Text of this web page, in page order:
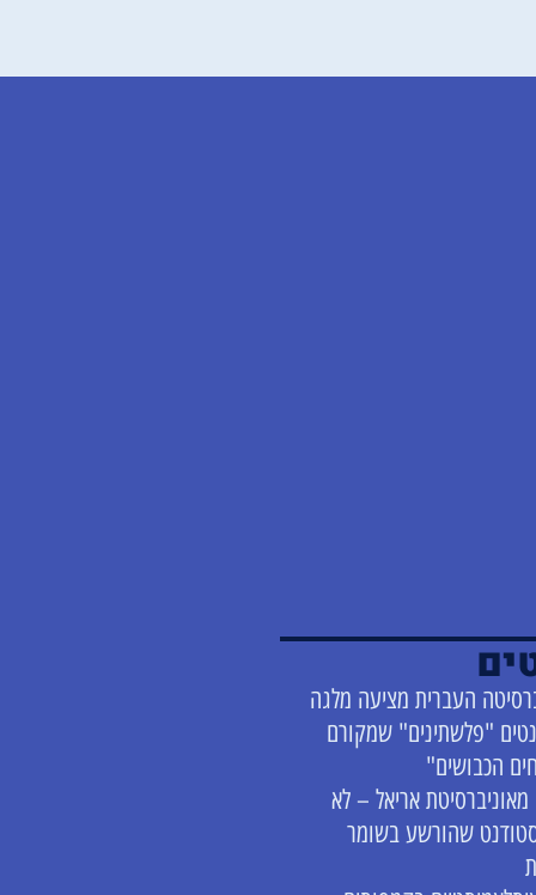
העברית מציעה מלגה
"פלשתינים" שמקורם
הכבושים"
אריאל – לא
שהורשע בשומר